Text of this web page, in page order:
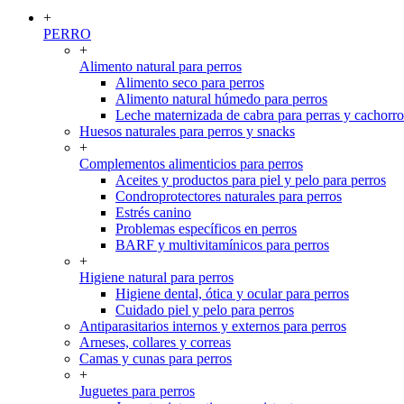
+
PERRO
+
Alimento natural para perros
Alimento seco para perros
Alimento natural húmedo para perros
Leche maternizada de cabra para perras y
Huesos naturales para perros y snacks
+
Complementos alimenticios para perros
Aceites y productos para piel y pelo para perros
Condroprotectores naturales para perros
Estrés canino
Problemas específicos en perros
BARF y multivitamínicos para perros
+
Higiene natural para perros
Higiene dental, ótica y ocular para perros
Cuidado piel y pelo para perros
Antiparasitarios internos y externos para perros
Arneses, collares y correas
Camas y cunas para perros
+
Juguetes para perros